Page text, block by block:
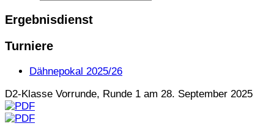
Ergebnisdienst
Turniere
Dähnepokal 2025/26
D2-Klasse Vorrunde, Runde 1 am 28. September 2025